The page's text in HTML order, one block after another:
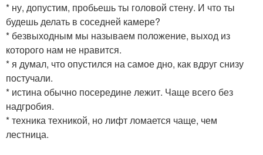
* ну, допустим, пробьешь ты головой стену. И что ты
будешь делать в соседней камере?
* безвыходным мы называем положение, выход из
которого нам не нравится.
* я думал, что опустился на самое дно, как вдруг снизу
постучали.
* истина обычно посередине лежит. Чаще всего без
надгробия.
* техника техникой, но лифт ломается чаще, чем
лестница.